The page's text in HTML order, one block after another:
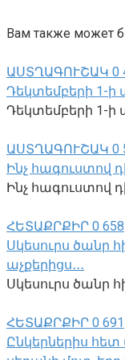
Вам также может
ԱՍՏՂԱԳՈՒՇԱԿ 0
Դեկտեմբերի 1-ի
Դեկտեմբերի 1-ի
ԱՍՏՂԱԳՈՒՇԱԿ 0
Ինչ հագուստով
Ինչ հագուստով
ՀԵՏԱՔՐՔԻՐ 0 658
Սկեսուրս ծանր
աչքերիցս․․․
Սկեսուրս ծանր
ՀԵՏԱՔՐՔԻՐ 0 691
Ընկերներիս հետ